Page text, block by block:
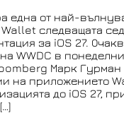
една от най-
следващата
за iOS 27.
WWDC в
Марк
на приложението
до iOS 27,